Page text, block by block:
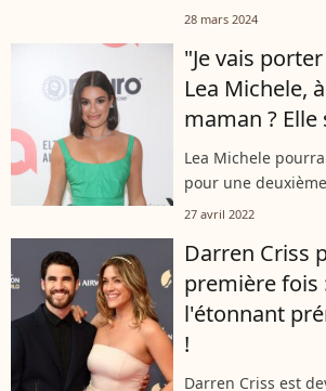
annoncé être
Instagram. Une
nombreux fans.
28 mars 2024
"Je vais
Lea Michele,
maman ?
Lea Michele
pour une
et partenaire de la
donner un coup
27 avril 2022
Darren Criss
première fois
l'étonnant
!
Darren Criss est